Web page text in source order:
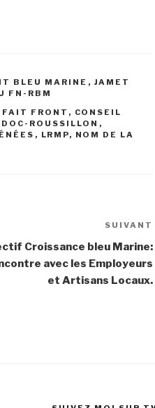
BLEU MARINE , JAMET
FN-RBM
FAIT FRONT , CONSEIL
ROUSSILLON ,
, LRMP, NOM DE LA
SUIVANT
Croissance bleu Marine:
avec les Employeurs
et Artisans Locaux.